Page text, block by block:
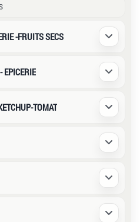
-FRUITS SECS Déplier
EPICERIE Déplier
TOMAT Déplier
Déplier
Déplier
Déplier